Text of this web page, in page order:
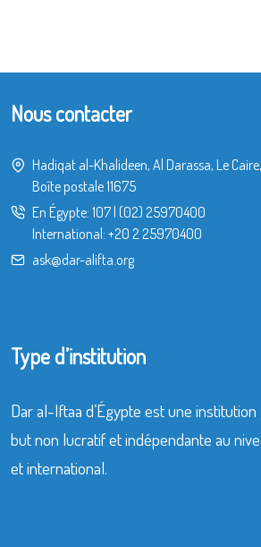
Nous contacter
Hadiqat al-Khalideen, Al Darassa, Le
Boîte postale 11675
En Égypte: 107| (02) 25970400
International: +20 2 25970400
ask@dar-alifta.org
Type d’institution
Dar al-Iftaa d’Égypte est une
but non lucratif et indépendante au
et international.